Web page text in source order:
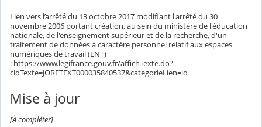
Lien vers l’arrêté du 13 octobre 2017 modifiant l'arrêté du 30
novembre 2006 portant création, au sein du ministère de l'éducation
nationale, de l'enseignement supérieur et de la recherche, d'un
traitement de données à caractère personnel relatif aux espaces
numériques de travail (ENT)
: https://www.legifrance.gouv.fr/affichTexte.do?
cidTexte=JORFTEXT000035840537&categorieLien=id
Mise à jour
[À compléter]